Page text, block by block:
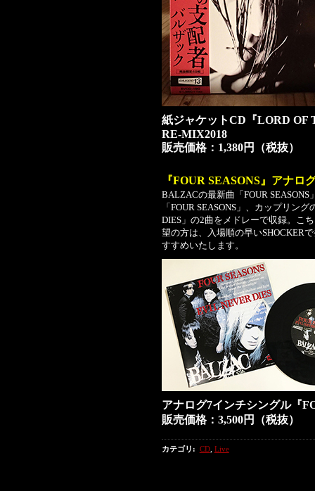
紙ジャケットCD『LORD OF
RE-MIX2018
販売価格：1,380円（税抜）
『FOUR SEASONS』アナロ
BALZACの最新曲「FOUR
「FOUR SEASONS」、カップリン
DIES」の2曲をメドレーで収録。こ
望の方は、入場順の早いSHOCKER
すすめいたします。
アナログ7インチシングル『
販売価格：3,500円（税抜）
カテゴリ : CD, Live